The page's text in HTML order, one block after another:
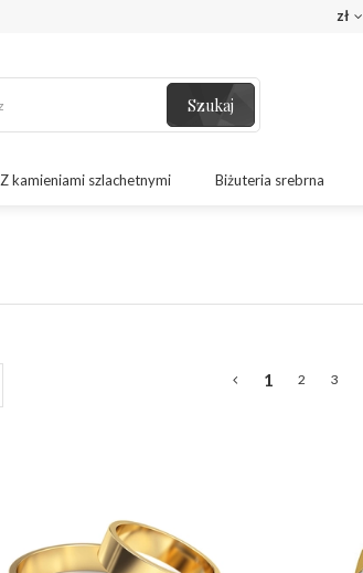
zł
Szukaj
Z kamieniami szlachetnymi Biżuteria srebrna
1 2 3